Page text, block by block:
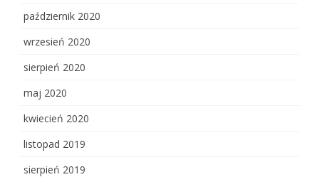
październik 2020
wrzesień 2020
sierpień 2020
maj 2020
kwiecień 2020
listopad 2019
sierpień 2019